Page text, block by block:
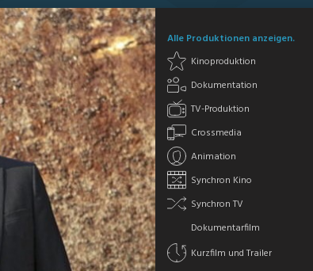
Alle Produktionen anzeigen.
Kinoproduktion
Dokumentation
TV-Produktion
Crossmedia
Animation
Synchron Kino
Synchron TV
Dokumentarfilm
Kurzfilm und Trailer